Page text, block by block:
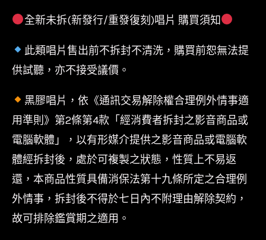
全新未拆(新發行/重發復刻)唱片 購買須知
此類唱片售出前不拆封不清洗，購買前恕無法提
供試聽，亦不接受議價。
黑膠唱片，依《通訊交易解除權合理例外情事適
用準則》第2條第4款「經消費者拆封之影音商品或
電腦軟體」，以有形媒介提供之影音商品或電腦軟
體經拆封後，處於可複製之狀態，性質上不易返
還，本商品性質具備消保法第十九條所定之合理例
外情事，拆封後不得於七日內不附理由解除契約，
故可排除鑑賞期之適用。